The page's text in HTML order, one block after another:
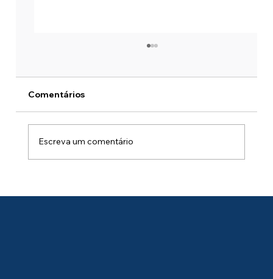
Comentários
Escreva um comentário